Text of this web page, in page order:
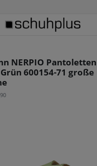
NERPIO
600154-71 große